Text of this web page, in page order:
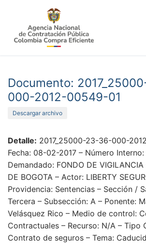
contenido
Documento:
000-2012-00549-01
Descargar archivo
Detalle: 2017_25000-23-36-000-
Fecha: 08-02-2017 – Número
Demandado: FONDO DE VIGILANCIA
DE BOGOTA – Actor: LIBERTY
Providencia: Sentencias – Sección /
Tercera – Subsección: A – Ponente:
Velásquez Rico – Medio de control:
Contractuales – Recurso: N/A – Tipo
Contrato de seguros – Tema: